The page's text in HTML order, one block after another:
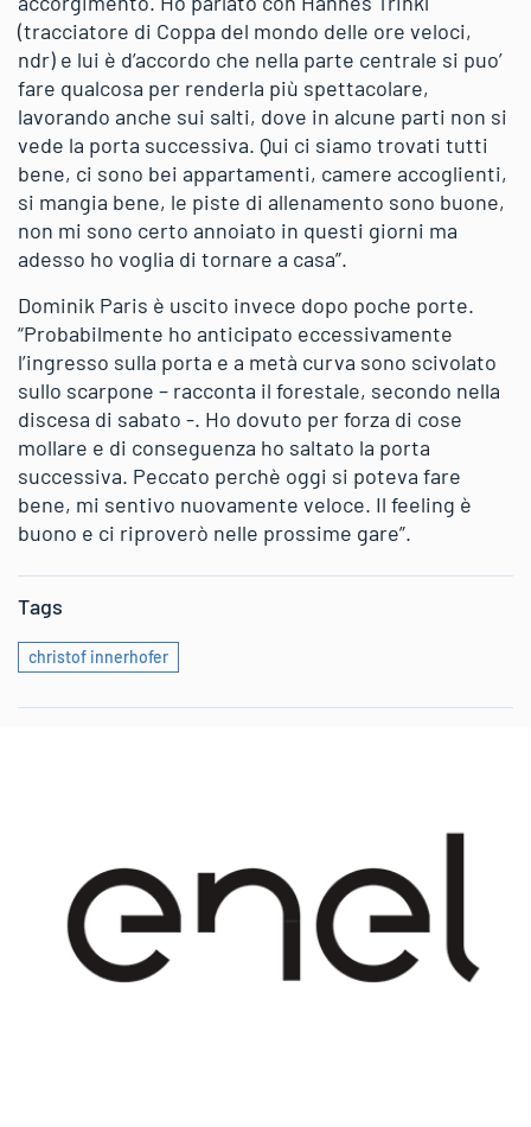
(tracciatore di Coppa del mondo delle ore veloci,
ndr) e lui è d’accordo che nella parte centrale si puo’
fare qualcosa per renderla più spettacolare,
lavorando anche sui salti, dove in alcune parti non si
vede la porta successiva. Qui ci siamo trovati tutti
bene, ci sono bei appartamenti, camere accoglienti,
si mangia bene, le piste di allenamento sono buone,
non mi sono certo annoiato in questi giorni ma
adesso ho voglia di tornare a casa”.
Dominik Paris è uscito invece dopo poche porte.
“Probabilmente ho anticipato eccessivamente
l’ingresso sulla porta e a metà curva sono scivolato
sullo scarpone – racconta il forestale, secondo nella
discesa di sabato -. Ho dovuto per forza di cose
mollare e di conseguenza ho saltato la porta
successiva. Peccato perchè oggi si poteva fare
bene, mi sentivo nuovamente veloce. Il feeling è
buono e ci riproverò nelle prossime gare”.
Tags
christof innerhofer